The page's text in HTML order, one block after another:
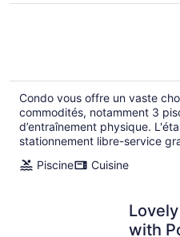
Condo vous offre un vaste
commodités, notamment 3
d’entraînement physique.
stationnement libre-service
Piscine
Cuisine
with